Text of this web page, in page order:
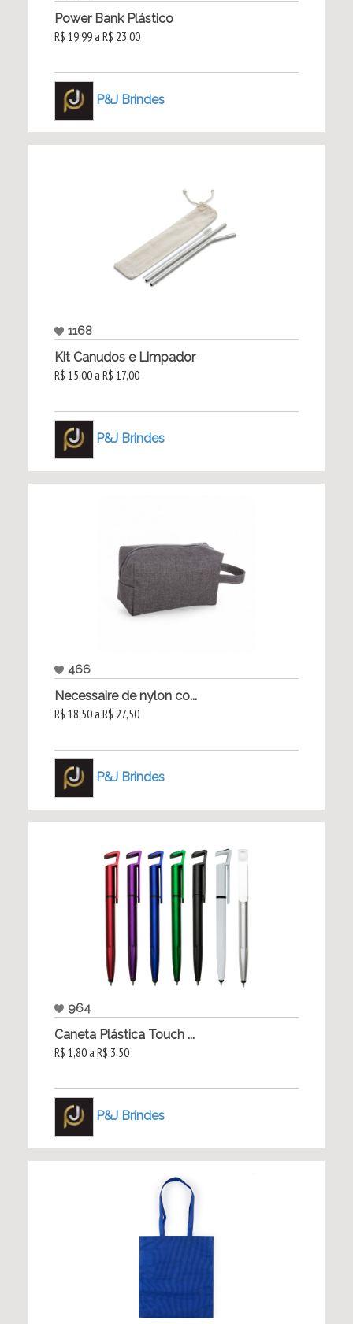
Power Bank Plástico
R$ 19,99 a R$ 23,00
P&J Brindes
1168
Kit Canudos e Limpador
R$ 15,00 a R$ 17,00
P&J Brindes
466
Necessaire de nylon co...
R$ 18,50 a R$ 27,50
P&J Brindes
964
Caneta Plástica Touch ...
R$ 1,80 a R$ 3,50
P&J Brindes